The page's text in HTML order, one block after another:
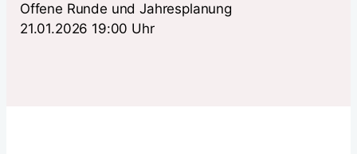
Offene Runde und Jahresplanung
21.01.2026 19:00 Uhr